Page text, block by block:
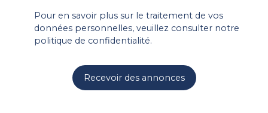
Pour en savoir plus sur le traitement de vos
données personnelles, veuillez consulter notre
politique de confidentialité.
Recevoir des annonces